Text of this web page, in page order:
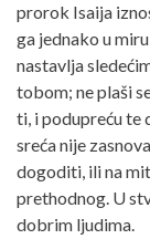
prorok Isaija
ga jednako u
nastavlja
tobom; ne plaši
ti, i podupreću te
sreća nije
dogoditi, ili na
prethodnog. U
dobrim ljudima.